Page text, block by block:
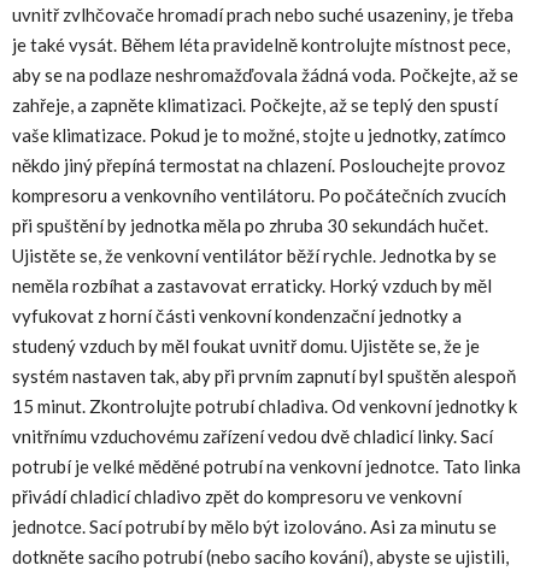
uvnitř zvlhčovače hromadí prach nebo suché usazeniny, je třeba
je také vysát. Během léta pravidelně kontrolujte místnost pece,
aby se na podlaze neshromažďovala žádná voda. Počkejte, až se
zahřeje, a zapněte klimatizaci. Počkejte, až se teplý den spustí
vaše klimatizace. Pokud je to možné, stojte u jednotky, zatímco
někdo jiný přepíná termostat na chlazení. Poslouchejte provoz
kompresoru a venkovního ventilátoru. Po počátečních zvucích
při spuštění by jednotka měla po zhruba 30 sekundách hučet.
Ujistěte se, že venkovní ventilátor běží rychle. Jednotka by se
neměla rozbíhat a zastavovat erraticky. Horký vzduch by měl
vyfukovat z horní části venkovní kondenzační jednotky a
studený vzduch by měl foukat uvnitř domu. Ujistěte se, že je
systém nastaven tak, aby při prvním zapnutí byl spuštěn alespoň
15 minut. Zkontrolujte potrubí chladiva. Od venkovní jednotky k
vnitřnímu vzduchovému zařízení vedou dvě chladicí linky. Sací
potrubí je velké měděné potrubí na venkovní jednotce. Tato linka
přivádí chladicí chladivo zpět do kompresoru ve venkovní
jednotce. Sací potrubí by mělo být izolováno. Asi za minutu se
dotkněte sacího potrubí (nebo sacího kování), abyste se ujistili,